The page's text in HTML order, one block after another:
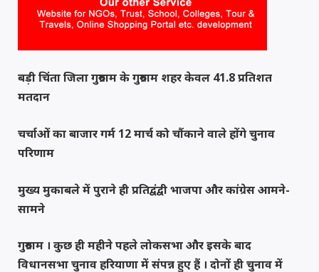
बड़ी चिंता जिला गुरुग्राम के गुरुग्राम शहर केवल 41.8 प्रतिशत
मतदान
चर्चाओं का बाजार गर्म 12 मार्च को चौंकाने वाले होंगे चुनाव
परिणाम
मुख्य मुकाबले में पुराने ही प्रतिद्वंद्वी भाजपा और कांग्रेस आमने-
सामने
गुरुग्राम । कुछ ही महीने पहले लोकसभा और इसके बाद
विधानसभा चुनाव हरियाणा में संपन्न हुए हैं । दोनों ही चुनाव में